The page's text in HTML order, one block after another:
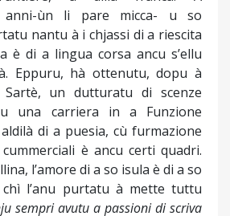
anni-ùn li pare micca- u so
nantu à i chjassi di a riescita
è di a lingua corsa ancu s’ellu
Eppuru, hà ottenutu, dopu à
un dutturatu di scenze
una carriera in a Funzione
di a puesia, cù furmazione
è ancu certi quadri.
l’amore di a so isula è di a so
l’anu purtatu à mette tuttu
sempri avutu a passioni di scriva